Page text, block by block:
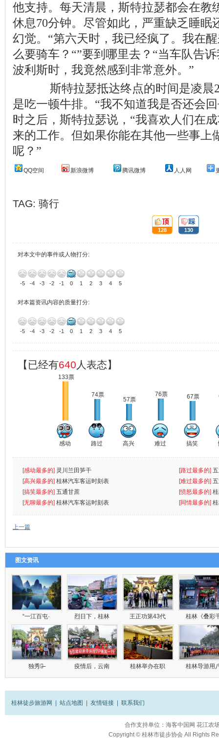
他支持。每天清晨，斯特拉瑟都会在教
休息70分钟。尽管如此，严重缺乏睡眠
幻觉。“第六天时，我已经疯了。我在
么要骑车？“”要到哪里去？“当车队告
波利斯时，我竟然感到非常意外。”
斯特拉瑟抵达终点的时间是凌晨2
是吃一顿牛排。“我不知道我是否还会
时之后，斯特拉瑟说，“我喜欢人们在
来的工作。但如果你能在其他一些事上
呢？”
QQ空间 新浪微博 腾讯微博 人人网
TAG: 骑行
顶:
128
踩:
130
对本文中的事件或人物打分:
-5 -4 -3 -2 -1 0 1 2 3 4 5
对本篇资讯内容的质量打分:
-5 -4 -3 -2 -1 0 1 2 3 4 5
【已经有640 人表态】
133票
感动
74票
路过
57票
高兴
76票
难过
67票
搞笑
[感动最多的] 灵川兰田笋干 [路过最多的]
[高兴最多的] 桂林汽车客运时刻表 [难过最多的]
[搞笑最多的] 五通甘蔗 [愤怒最多的]
[无聊最多的] 桂林汽车客运时刻表 [同情最多的]
上一篇
图文资讯
“一江百屯· 烈日下，桂林 王正功第43代 桂林《叠彩
独秀峰̶ 疫情后，云南 桂林举办在职 桂林导游用
桂林徒步旅游网 站点地图 友情链接 联系我们
合作支持单位： 海客中国网 花江农
Copyright © 桂林市徒步协会All Rights